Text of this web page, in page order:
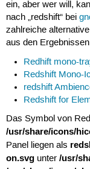
ein, aber wer will,
nach „redshift“ bei
zahlreiche
aus den
Redhift mono-
Redshift Mono-
redshift
Redshift for
Das Symbol von
/usr/share/icons/
Panel liegen als
on.svgunter /usr/